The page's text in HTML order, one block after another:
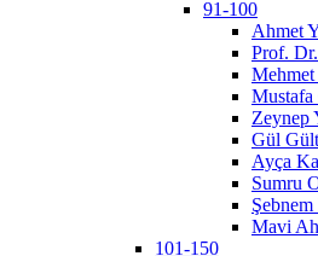
91-100
Ahmet
Prof.
Mustafa
Zeynep
Gül
Ayça
Sumru
Mavi
101-150